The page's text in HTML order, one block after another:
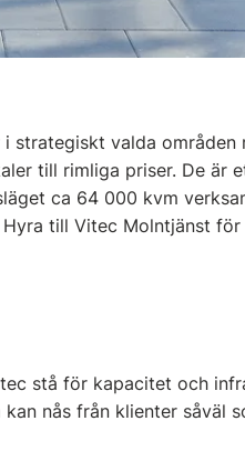
strategiskt valda områden
till rimliga priser. De är
ca 64 000 kvm
till Vitec Molntjänst
stå för kapacitet och
nås från klienter såväl